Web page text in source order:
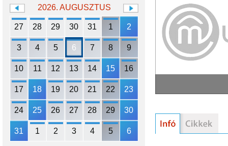
2026. AUGUSZTUS
27 28 29 30 31 1 2
3 4 5 6 7 8 9
10 11 12 13 14 15 16
17 18 19 20 21 22 23
24 25 26 27 28 29 30
31 1 2 3 4 5 6